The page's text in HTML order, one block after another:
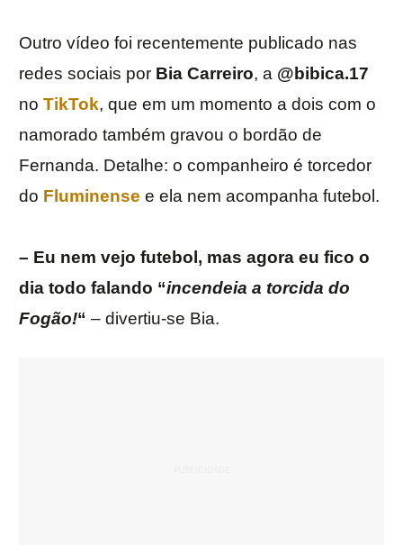
Outro vídeo foi recentemente publicado nas
redes sociais por Bia Carreiro, a @bibica.17
no TikTok, que em um momento a dois com o
namorado também gravou o bordão de
Fernanda. Detalhe: o companheiro é torcedor
do Fluminense e ela nem acompanha futebol.
– Eu nem vejo futebol, mas agora eu fico o
dia todo falando “incendeia a torcida do
Fogão!“ – divertiu-se Bia.